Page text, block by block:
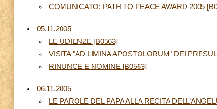
COMUNICATO: PATH TO PEACE AWARD 2005
05.11.2005
LE UDIENZE [B0563]
VISITA "AD LIMINA APOSTOLORUM" DEI
RINUNCE E NOMINE [B0563]
06.11.2005
LE PAROLE DEL PAPA ALLA RECITA